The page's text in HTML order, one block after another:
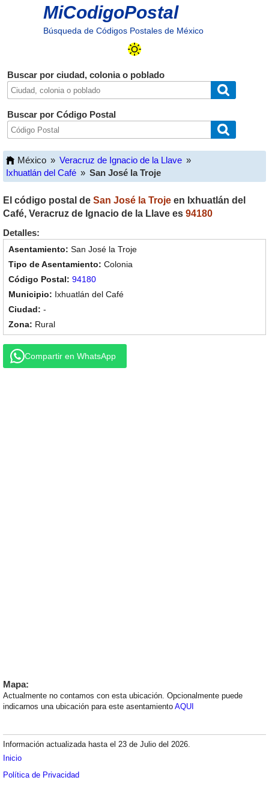
MiCodigoPostal
Búsqueda de Códigos Postales de México
Buscar por ciudad, colonia o poblado
Buscar por Código Postal
México » Veracruz de Ignacio de la Llave »
Ixhuatlán del Café » San José la Troje
El código postal de San José la Troje en Ixhuatlán del
Café, Veracruz de Ignacio de la Llave es 94180
Detalles:
San José la Troje
Colonia
94180
Ixhuatlán del Café
-
Rural
Compartir en WhatsApp
Mapa:
Actualmente no contamos con esta ubicación. Opcionalmente puede
indicarnos una ubicación para este asentamiento AQUI
Información actualizada hasta el 23 de Julio del 2026.
Inicio
Política de Privacidad